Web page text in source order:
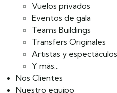
Vuelos privados
Eventos de gala
Teams Buildings
Transfers Originales
Artistas y espectáculos
Y más...
Nos Clientes
Nuestro equipo